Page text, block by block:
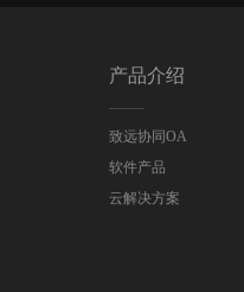
产品介绍
致远协同OA
软件产品
云解决方案